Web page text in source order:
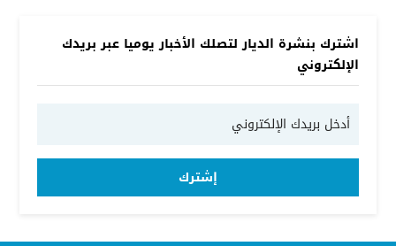
اشترك بنشرة الديار لتصلك الأخبار يوميا عبر بريدك
الإلكتروني
إشترك